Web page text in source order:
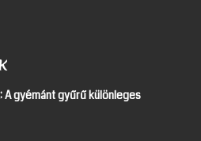
A gyémánt gyűrű különleges